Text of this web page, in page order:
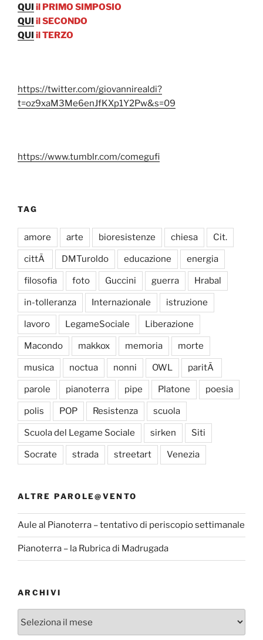
QUI il PRIMO SIMPOSIO
QUI il SECONDO
QUI il TERZO
https://twitter.com/giovannirealdi?
t=oz9xaM3Me6enJfKXp1Y2Pw&s=09
https://www.tumblr.com/comegufi
TAG
amore arte bioresistenze chiesa Cit.
cittÃ DMTuroldo educazione energia
filosofia foto Guccini guerra Hrabal
in-tolleranza Internazionale istruzione
lavoro LegameSociale Liberazione
Macondo makkox memoria morte
musica noctua nonni OWL paritÃ
parole pianoterra pipe Platone poesia
polis POP Resistenza scuola
Scuola del Legame Sociale sirken Siti
Socrate strada streetart Venezia
ALTRE PAROLE@VENTO
Aule al Pianoterra – tentativo di periscopio settimanale
Pianoterra – la Rubrica di Madrugada
ARCHIVI